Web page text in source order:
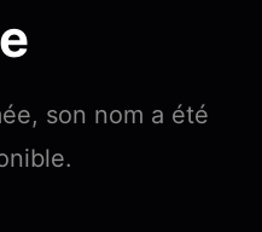
son nom a été